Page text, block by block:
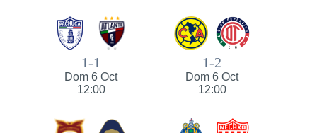
1-1
Dom 6 Oct
12:00
1-2
Dom 6 Oct
12:00